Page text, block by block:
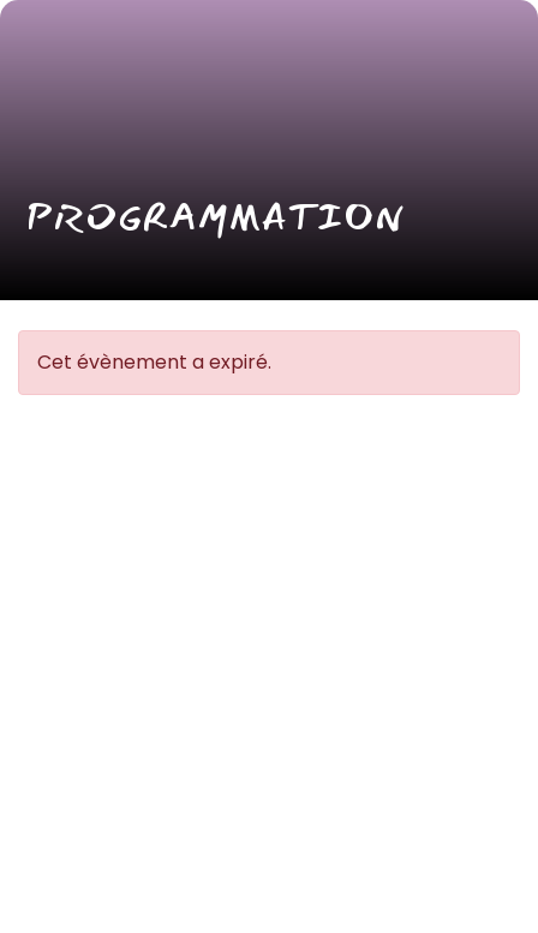
PROGRAMMATION
Cet évènement a expiré.